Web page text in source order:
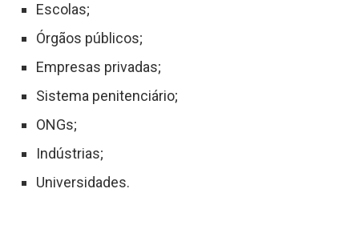
Escolas;
Órgãos públicos;
Empresas privadas;
Sistema penitenciário;
ONGs;
Indústrias;
Universidades.